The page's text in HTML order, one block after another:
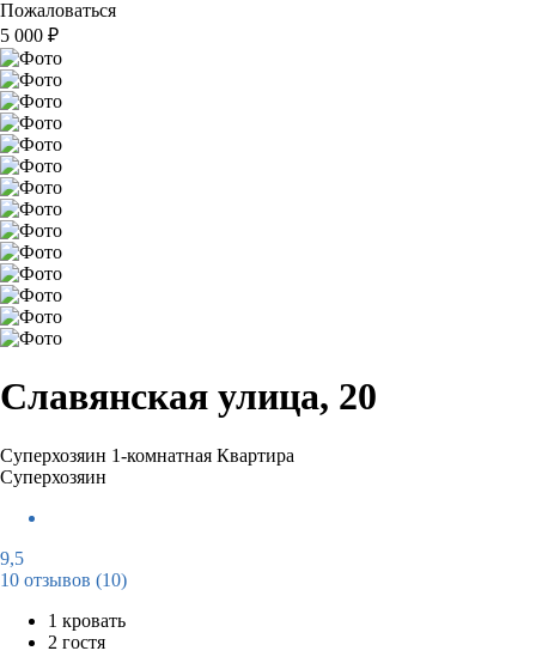
Пожаловаться
5 000 ₽
Славянская улица, 20
Суперхозяин 1-комнатная Квартира
Суперхозяин
9,5
10 отзывов (10)
1 кровать
2 гостя